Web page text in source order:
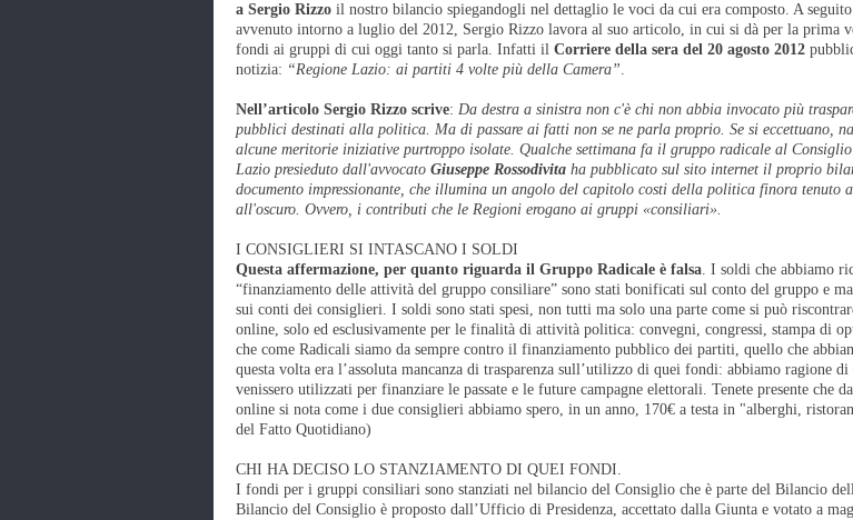
a Sergio Rizzo il nostro bilancio spiegandogli nel dettaglio le voci da cui era composto. A
avvenuto intorno a luglio del 2012, Sergio Rizzo lavora al suo articolo, in cui si dà per la prima
fondi ai gruppi di cui oggi tanto si parla. Infatti il Corriere della sera del 20 agosto 2012
notizia: “Regione Lazio: ai partiti 4 volte più della Camera”.
Nell’articolo Sergio Rizzo scrive: Da destra a sinistra non c'è chi non abbia invocato più
pubblici destinati alla politica. Ma di passare ai fatti non se ne parla proprio. Se si eccettuano,
alcune meritorie iniziative purtroppo isolate. Qualche settimana fa il gruppo radicale al
Lazio presieduto dall'avvocato Giuseppe Rossodivita ha pubblicato sul sito internet il proprio
documento impressionante, che illumina un angolo del capitolo costi della politica finora tenuto
all'oscuro. Ovvero, i contributi che le Regioni erogano ai gruppi «consiliari».
I CONSIGLIERI SI INTASCANO I SOLDI
Questa affermazione, per quanto riguarda il Gruppo Radicale è falsa. I soldi che abbiamo
“finanziamento delle attività del gruppo consiliare” sono stati bonificati sul conto del gruppo e
sui conti dei consiglieri. I soldi sono stati spesi, non tutti ma solo una parte come si può
online, solo ed esclusivamente per le finalità di attività politica: convegni, congressi, stampa di
che come Radicali siamo da sempre contro il finanziamento pubblico dei partiti, quello che
questa volta era l’assoluta mancanza di trasparenza sull’utilizzo di quei fondi: abbiamo ragione
venissero utilizzati per finanziare le passate e le future campagne elettorali. Tenete presente che
online si nota come i due consiglieri abbiamo spero, in un anno, 170€ a testa in "alberghi,
del Fatto Quotidiano)
CHI HA DECISO LO STANZIAMENTO DI QUEI FONDI.
I fondi per i gruppi consiliari sono stanziati nel bilancio del Consiglio che è parte del Bilancio
Bilancio del Consiglio è proposto dall’Ufficio di Presidenza, accettato dalla Giunta e votato a